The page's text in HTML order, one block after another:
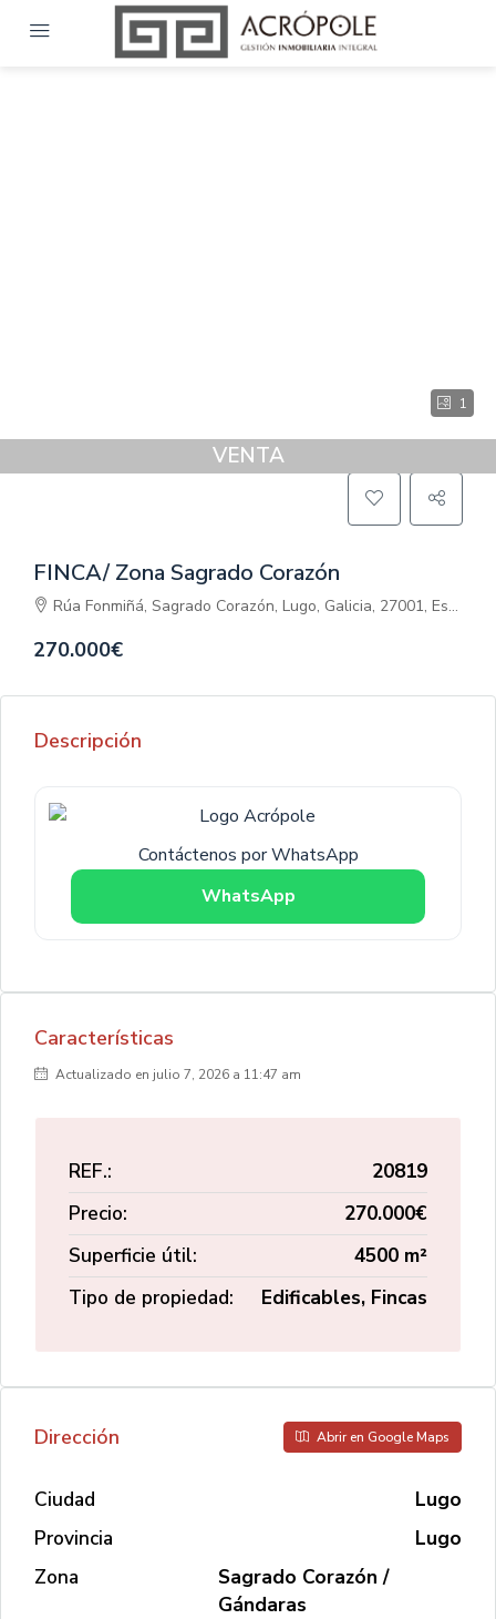
1
VENTA
FINCA/ Zona Sagrado Corazón
Rúa Fonmiñá, Sagrado Corazón, Lugo, Galicia, 27001, España
270.000€
Descripción
Contáctenos por WhatsApp
WhatsApp
Características
Actualizado en julio 7, 2026 a 11:47 am
REF.:
20819
Precio:
270.000€
Superficie útil:
4500 m²
Tipo de propiedad:
Edificables, Fincas
Dirección Abrir en Google Maps
Ciudad
Lugo
Provincia
Lugo
Zona
Sagrado Corazón /
Gándaras